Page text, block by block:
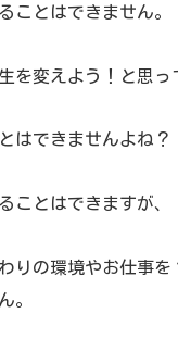
ことはできません。
を変えよう！と思っ
はできませんよね？
ことはできますが、
りの環境やお仕事を
。